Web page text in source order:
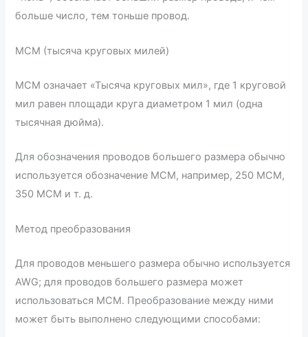
больше число, тем тоньше провод.
MCM (тысяча круговых милей)
MCM означает «Тысяча круговых мил», где 1 круговой
мил равен площади круга диаметром 1 мил (одна
тысячная дюйма).
Для обозначения проводов большего размера обычно
используется обозначение MCM, например, 250 MCM,
350 MCM и т. д.
Метод преобразования
Для проводов меньшего размера обычно используется
AWG; для проводов большего размера может
использоваться MCM. Преобразование между ними
может быть выполнено следующими способами: